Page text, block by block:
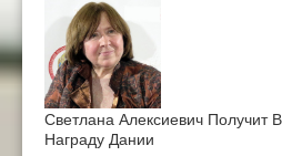
Светлана Алексиевич Получит
Награду Дании